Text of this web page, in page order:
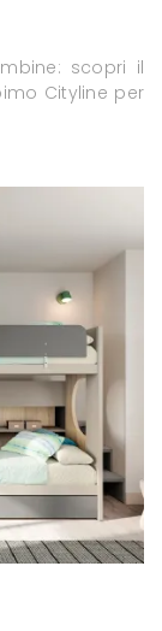
scopri il
Cityline per